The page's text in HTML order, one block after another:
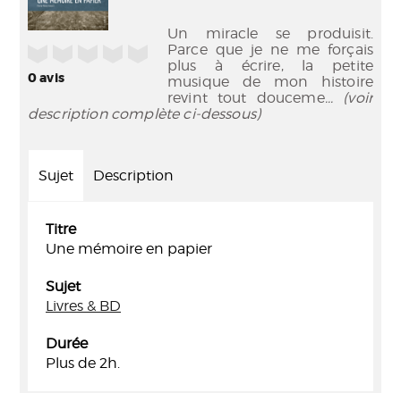
0avis
Un miracle se produisit.
Parce que je ne me forçais
plus à écrire, la petite
musique de mon histoire
revint tout douceme... (voir
description complète ci-dessous)
Sujet Description
Titre
Une mémoire en papier
Sujet
Livres & BD
Durée
Plus de 2h.